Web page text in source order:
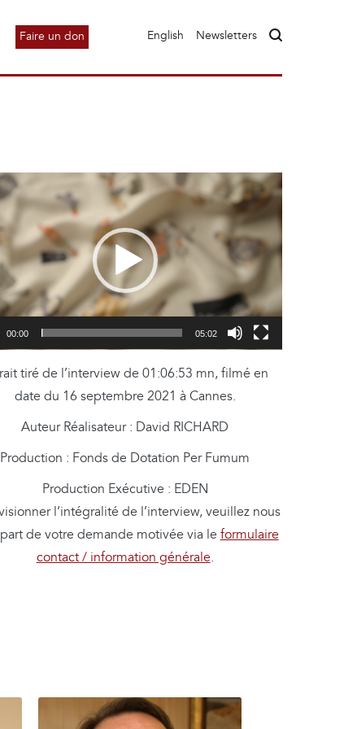
Faire un don English Newsletters
00:00 05:02
tiré de l’interview de 01:06:53 mn, filmé en
date du 16 septembre 2021 à Cannes.
Auteur Réalisateur : David RICHARD
Production : Fonds de Dotation Per Fumum
Production Exécutive : EDEN
l’intégralité de l’interview, veuillez nous
de votre demande motivée via le formulaire
contact / information générale.